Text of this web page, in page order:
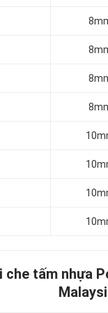
che tấm nhựa